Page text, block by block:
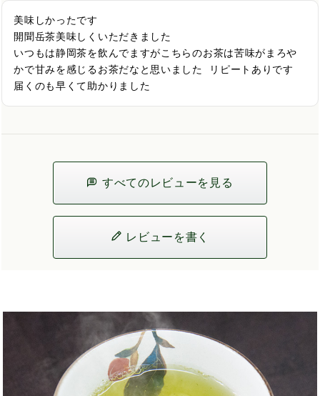
美味しかったです
開聞岳茶美味しくいただきました
いつもは静岡茶を飲んでますがこちらのお茶は苦味がまろや
かで甘みを感じるお茶だなと思いました  リピートありです
届くのも早くて助かりました
すべてのレビューを見る
レビューを書く